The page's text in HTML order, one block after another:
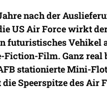
nach der
US Air Force wirkt
futuristisches Vehikel
Fiction-Film. Ganz real
stationierte Mini-
die Speerspitze des Air